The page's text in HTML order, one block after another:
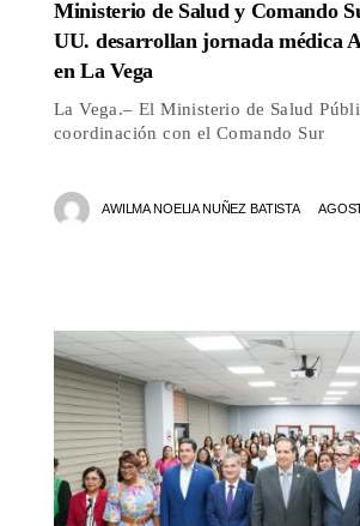
Ministerio de Salud y Comando
UU. desarrollan jornada médica
en La Vega
La Vega.– El Ministerio de Salud
coordinación con el Comando Sur
AWILMA NOELIA NUÑEZ BATISTA